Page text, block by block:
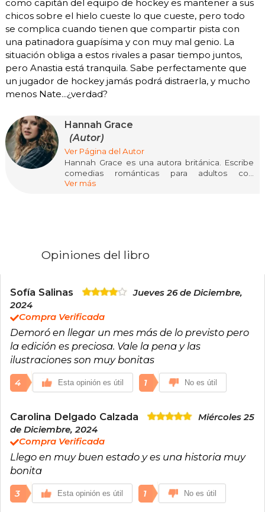
como capitán del equipo de hockey es mantener a sus
chicos sobre el hielo cueste lo que cueste, pero todo
se complica cuando tienen que compartir pista con
una patinadora guapísima y con muy mal genio. La
situación obliga a estos rivales a pasar tiempo juntos,
pero Anastia está tranquila. Sabe perfectamente que
un jugador de hockey jamás podrá distraerla, y mucho
menos Nate...¿verdad?
Hannah Grace
(Autor)
Ver Página del Autor
Hannah Grace es una autora británica. Escribe
comedias románticas para adultos con
protagonistas que esconden una pequeña
montaña de lecturas pendientes. Es la autora de
novela es En las nubes, la tercera entrega de la
Ver más
Opiniones del libro
Sofía Salinas
Jueves 26 de Diciembre,
2024
Compra Verificada
Demoró en llegar un mes más de lo previsto pero
la edición es preciosa. Vale la pena y las
ilustraciones son muy bonitas
4 Esta opinión es útil 1 No es útil
Carolina Delgado Calzada
Miércoles 25
de Diciembre, 2024
Compra Verificada
Llego en muy buen estado y es una historia muy
bonita
3 Esta opinión es útil 1 No es útil